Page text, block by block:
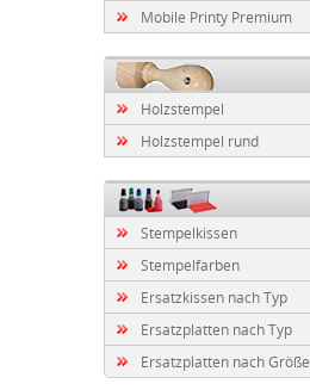
Mobile Printy Premium
Holzstempel
Holzstempel rund
Stempelkissen
Stempelfarben
Ersatzkissen nach Typ
Ersatzplatten nach Typ
Ersatzplatten nach Größe